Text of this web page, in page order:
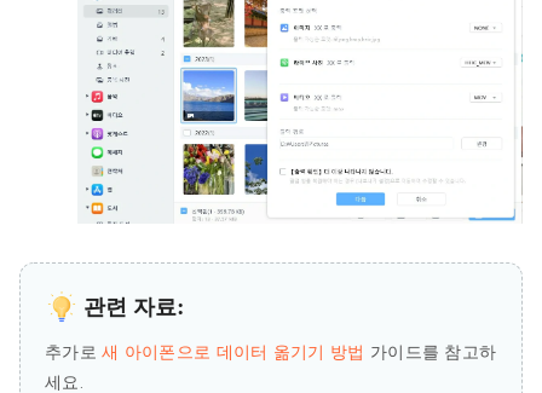
관련 자료:
추가로새 아이폰으로 데이터 옮기기 방법 가이드를 참고하
세요.